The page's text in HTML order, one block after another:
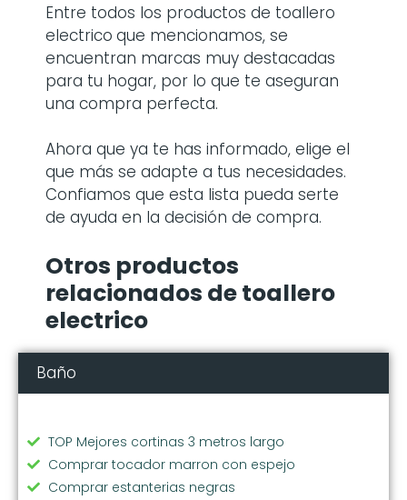
Entre todos los productos de toallero
electrico que mencionamos, se
encuentran marcas muy destacadas
para tu hogar, por lo que te aseguran
una compra perfecta.
Ahora que ya te has informado, elige el
que más se adapte a tus necesidades.
Confiamos que esta lista pueda serte
de ayuda en la decisión de compra.
Otros productos
relacionados de toallero
electrico
Baño
TOP Mejores cortinas 3 metros largo
Comprar tocador marron con espejo
Comprar estanterias negras